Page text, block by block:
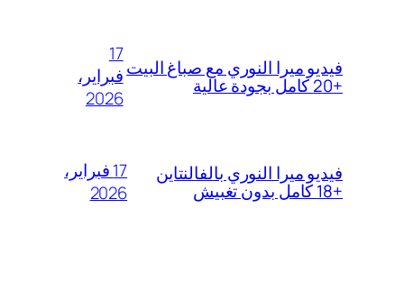
فيديو ميرا النوري مع صباغ البيت
+20 كامل بجودة عالية
17
فبراير،
2026
فيديو ميرا النوري بالفالنتاين
+18 كامل بدون تغبيش
17 فبراير،
2026